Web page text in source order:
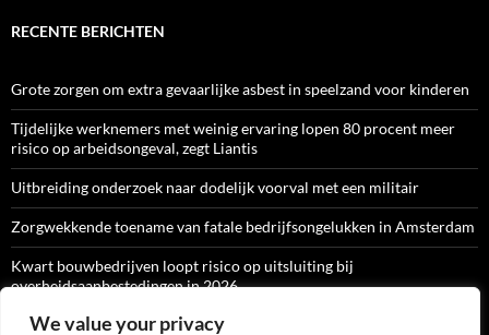
We value your privacy
RECENTE BERICHTEN
Grote zorgen om extra gevaarlijke asbest in speelzand voor kinderen
Tijdelijke werknemers met weinig ervaring lopen 80 procent meer
risico op arbeidsongeval, zegt Liantis
Uitbreiding onderzoek naar dodelijk voorval met een militair
Zorgwekkende toename van fatale bedrijfsongelukken in Amsterdam
Kwart bouwbedrijven loopt risico op uitsluiting bij
overheidsaanbestedingen in 2026